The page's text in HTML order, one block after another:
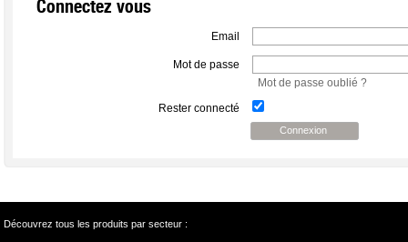
Connectez vous
Email
Mot de passe
Mot de passe oublié ?
Rester connecté
Connexion
Découvrez tous les produits par secteur :